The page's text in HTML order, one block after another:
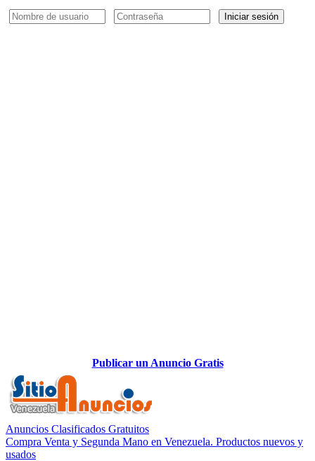
Iniciar sesión
Publicar un Anuncio Gratis
Anuncios Clasificados Gratuitos
Compra Venta y Segunda Mano en Venezuela. Productos nuevos y
usados